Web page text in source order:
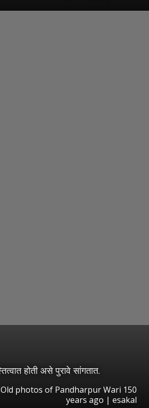
होती असे पुरावे सांगतात.
photos of Pandharpur Wari 150
years ago | esakal